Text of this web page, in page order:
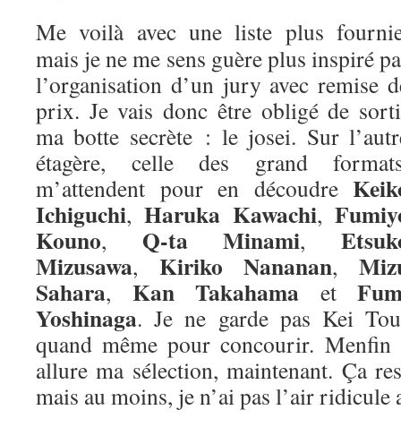
Me voilà avec une liste plus
mais je ne me sens guère plus inspiré
l’organisation d’un jury avec remise
prix. Je vais donc être obligé de
ma botte secrète : le josei. Sur
étagère, celle des grand
m’attendent pour en découdre
Ichiguchi, Haruka Kawachi,
Kouno, Q-ta Minami,
Mizusawa, Kiriko Nananan,
Sahara, Kan Takahama et
Yoshinaga. Je ne garde pas Kei
quand même pour concourir.
allure ma sélection, maintenant. Ça
mais au moins, je n’ai pas l’air ridicule